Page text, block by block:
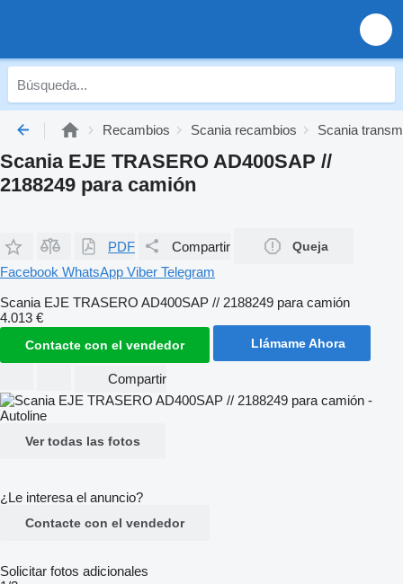
Recambios Scania recambios Scania
Scania EJE TRASERO AD400SAP //
2188249 para camión
PDF Compartir Queja
Facebook WhatsApp Viber Telegram
Scania EJE TRASERO AD400SAP // 2188249 para camión
4.013 €
Contacte con el vendedor Llámame Ahora
Compartir
Ver todas las fotos
¿Le interesa el anuncio?
Contacte con el vendedor
Solicitar fotos adicionales